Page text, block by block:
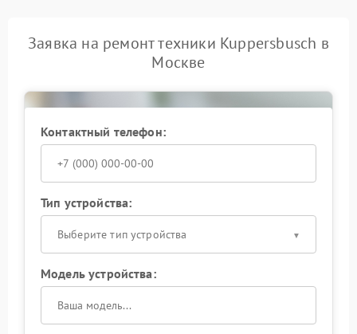
Заявка на ремонт техники Kuppersbusch в
Москве
Контактный телефон:
Тип устройства:
Выберите тип устройства
Модель устройства: